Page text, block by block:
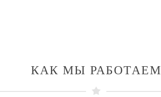
КАК МЫ РАБОТАЕМ